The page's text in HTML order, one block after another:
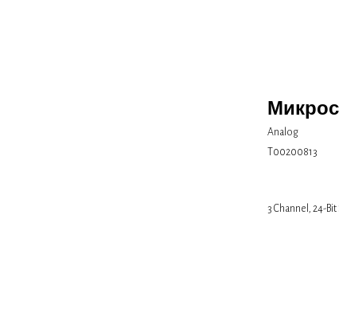
Analog
Т00200813
3 Channel, 24-Bit